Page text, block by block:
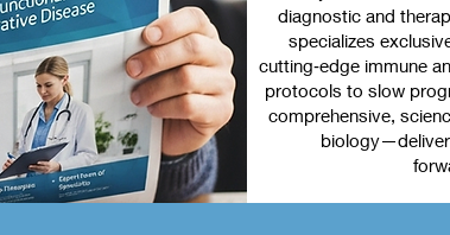
diagnostic and
specializes
cutting‑edge immune
protocols to slow
comprehensive,